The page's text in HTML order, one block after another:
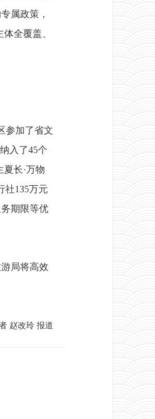
属政策，
全覆盖、
参加了省文
入了45个
长·万物
社135万元
期限等优
局将高效
赵改玲 报道